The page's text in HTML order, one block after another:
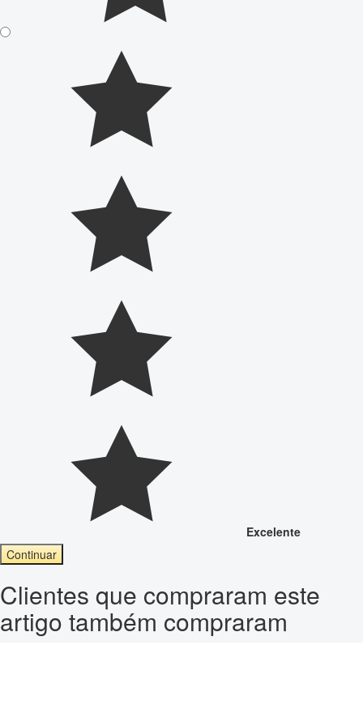
Excelente
Continuar
Clientes que compraram este
artigo também compraram